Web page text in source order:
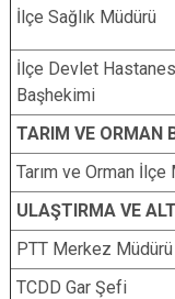
İlçe Sağlık Müdürü
İlçe Devlet
Başhekimi
TARIM VE ORMAN
Tarım ve Orman İlçe
ULAŞTIRMA VE
PTT Merkez Müdürü
TCDD Gar Şefi